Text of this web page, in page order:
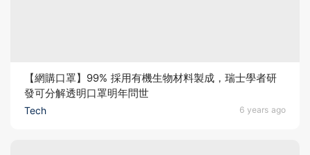
Tech 6 years ago
【網購口罩】99% 採用有機生物材料製成，瑞士學者研
發可分解透明口罩明年問世